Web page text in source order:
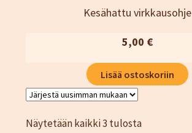
Kesähattu virkkausohje
5,00 €
Lisää ostoskoriin
Näytetään kaikki 3 tulostaSorted